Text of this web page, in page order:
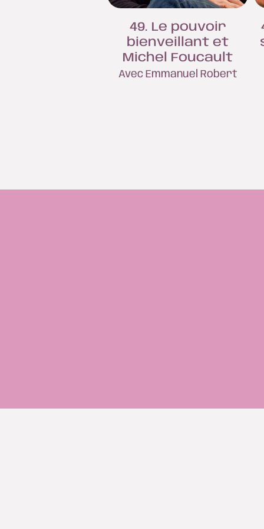
49. Le pouvoir
bienveillant et
Michel Foucault
Avec Emmanuel Robert